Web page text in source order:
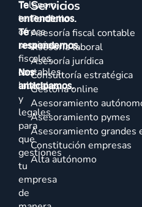
Talenom
te
ofrece
servicios
fiscales,
contables,
laborales
y
legales
para
que
gestiones
tu
empresa
de
Te
entendemos.
Te
respondemos.
Nos
anticipamos.
Servicios
Portfolio
Asesoría fiscal contable
Asesoría laboral
Asesoría jurídica
Consultoría estratégica
Gestoría online
Asesoramiento
Asesoramiento pymes
Asesoramiento grandes
Constitución empresas
Alta autónomo